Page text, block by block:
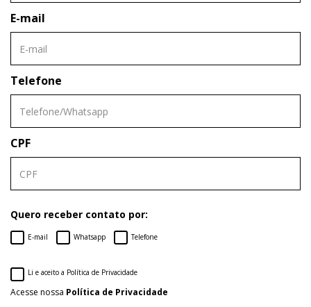
E-mail
Telefone
CPF
Quero receber contato por:
E-mail Whatsapp Telefone
Li e aceito a Política de Privacidade
Acesse nossa Política de Privacidade